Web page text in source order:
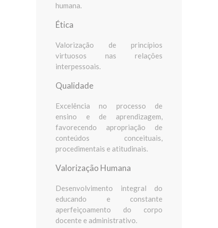
humana.
Ética
Valorização de princípios
virtuosos nas relações
interpessoais.
Qualidade
Excelência no processo de
ensino e de aprendizagem,
favorecendo apropriação de
conteúdos conceituais,
procedimentais e atitudinais.
Valorização Humana
Desenvolvimento integral do
educando e constante
aperfeiçoamento do corpo
docente e administrativo.